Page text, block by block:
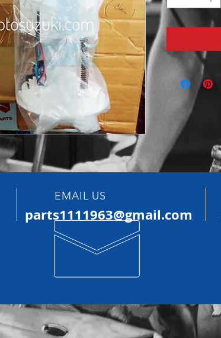
EMAIL US
parts1111963@gmail.com